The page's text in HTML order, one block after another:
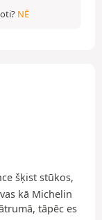
NĒ
šķist stūkos,
kā Michelin
tāpēc es